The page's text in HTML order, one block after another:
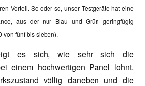
Vorteil. So oder so, unser Testgeräte hat eine
aus der nur Blau und Grün geringfügig
von fünf bis sieben).
es sich, wie sehr sich die
einem hochwertigen Panel lohnt.
völlig daneben und die